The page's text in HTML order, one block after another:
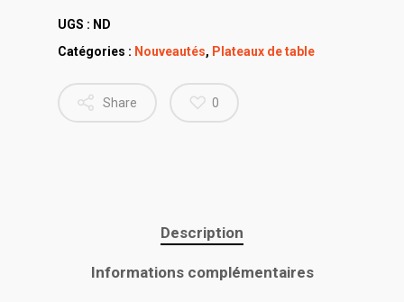
UGS : ND
Catégories : Nouveautés, Plateaux de table
Share 0
Description
Informations complémentaires